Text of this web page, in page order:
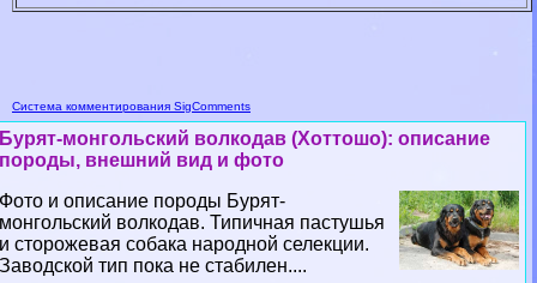
Система комментирования SigComments
Бурят-монгольский волкодав (Хоттошо): описание
породы, внешний вид и фото
Фото и описание породы Бурят-
монгольский волкодав. Типичная пастушья
и сторожевая собака народной селекции.
Заводской тип пока не стабилен....